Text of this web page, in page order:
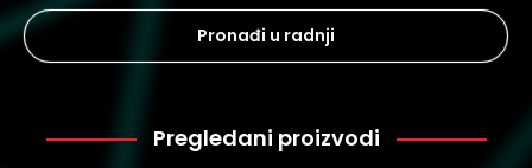
Pronađi u radnji
Pregledani proizvodi